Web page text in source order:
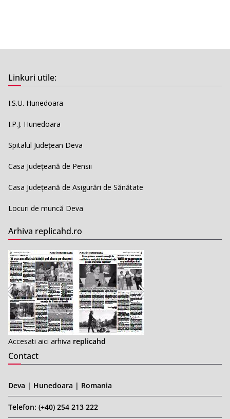
Linkuri utile:
I.S.U. Hunedoara
I.P.J. Hunedoara
Spitalul Județean Deva
Casa Județeană de Pensii
Casa Județeană de Asigurări de Sănătate
Locuri de muncă Deva
Arhiva replicahd.ro
Accesati aici arhiva replicahd
Contact
Deva | Hunedoara | Romania
Telefon: (+40) 254 213 222